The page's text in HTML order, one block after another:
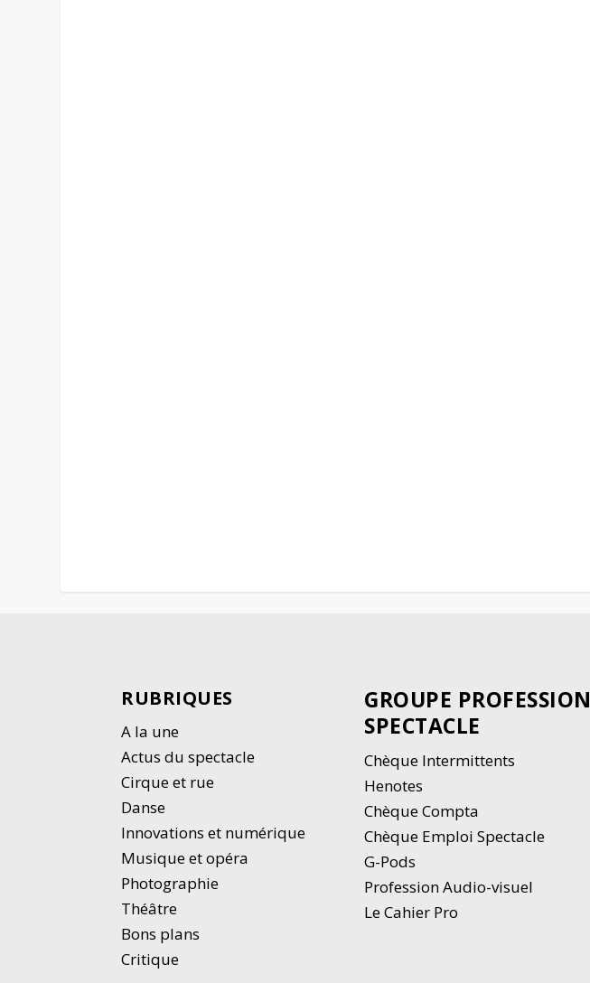
RUBRIQUES
A la une
Actus du spectacle
Cirque et rue
Danse
Innovations et numérique
Musique et opéra
Photographie
Théâtre
Bons plans
Critique
GROUPE PROFESSION
SPECTACLE
Chèque Intermittents
Henotes
Chèque Compta
Chèque Emploi Spectacle
G-Pods
Profession Audio-visuel
Le Cahier Pro